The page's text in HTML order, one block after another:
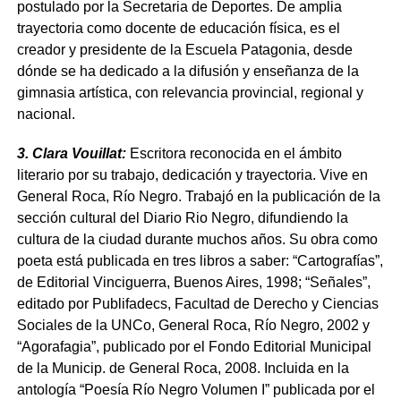
postulado por la Secretaria de Deportes. De amplia
trayectoria como docente de educación física, es el
creador y presidente de la Escuela Patagonia, desde
dónde se ha dedicado a la difusión y enseñanza de la
gimnasia artística, con relevancia provincial, regional y
nacional.
3. Clara Vouillat:Escritora reconocida en el ámbito
literario por su trabajo, dedicación y trayectoria. Vive en
General Roca, Río Negro. Trabajó en la publicación de la
sección cultural del Diario Rio Negro, difundiendo la
cultura de la ciudad durante muchos años. Su obra como
poeta está publicada en tres libros a saber: “Cartografías”,
de Editorial Vinciguerra, Buenos Aires, 1998; “Señales”,
editado por Publifadecs, Facultad de Derecho y Ciencias
Sociales de la UNCo, General Roca, Río Negro, 2002 y
“Agorafagia”, publicado por el Fondo Editorial Municipal
de la Municip. de General Roca, 2008. Incluida en la
antología “Poesía Río Negro Volumen I” publicada por el